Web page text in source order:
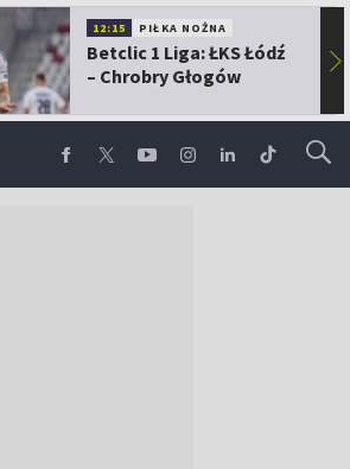
12:15 PIŁKA NOŻNA
Betclic 1 Liga: ŁKS Łódź
– Chrobry Głogów
▶